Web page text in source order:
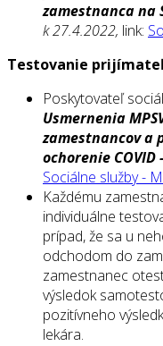
zamestnanca na
k 27.4.2022, link:
Testovanie
Poskytovateľ
Usmernenia
zamestnancov a
ochorenie COVID
Sociálne služby -
Každému
individuálne
prípad, že sa u
odchodom do
zamestnanec
výsledok
pozitívneho
lekára.